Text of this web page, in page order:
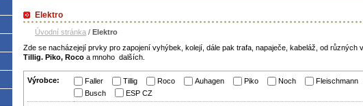
Elektro
Úvodní stránka / Elektro
Zde se nacházejejí prvky pro zapojení vyhýbek, kolejí, dále pak trafa, napaječe, kabeláž, od různých
Tillig. Piko, Roco a mnoho dalších.
Výrobce: Faller Tillig Roco Auhagen Piko Noch
Fleischmann
Busch
ESP CZ